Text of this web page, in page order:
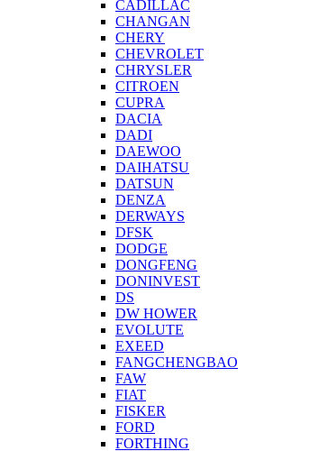
CADILLAC
CHANGAN
CHERY
CHEVROLET
CHRYSLER
CITROEN
CUPRA
DACIA
DADI
DAEWOO
DAIHATSU
DATSUN
DENZA
DERWAYS
DFSK
DODGE
DONGFENG
DONINVEST
DS
DW HOWER
EVOLUTE
EXEED
FANGCHENGBAO
FAW
FIAT
FISKER
FORD
FORTHING